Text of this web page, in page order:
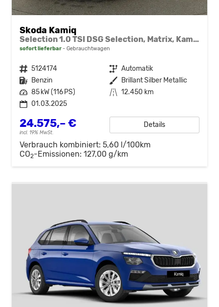
Skoda Kamiq
Selection 1.0 TSI DSG Selection, Matrix, Kamera, Winter, 16-Zoll, 4-J Garantie
sofort lieferbar Gebrauchtwagen
Fahrzeugnr. 5124174 Getriebe Automatik
Kraftstoff Benzin Außenfarbe Brillant Silber Metallic
Leistung 85 kW (116 PS) Kilometerstand 12.450 km
01.03.2025
24.575,– €
incl. 19% MwSt.
Details
Verbrauch kombiniert: 5,60 l/100km
CO2-Emissionen: 127,00 g/km